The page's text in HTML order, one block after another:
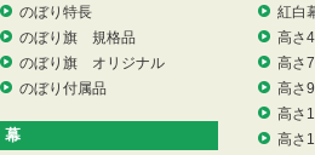
のぼり特長
のぼり旗 規格品
のぼり旗 オリジナル
のぼり付属品
幕
紅白
高さ
高さ
高さ
高さ
高さ